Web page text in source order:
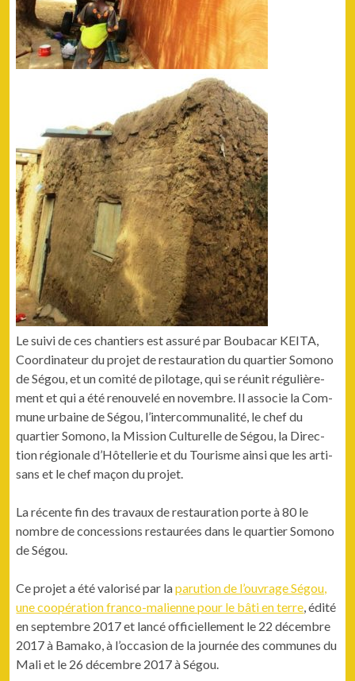
Le suivi de ces chantiers est assuré par Boubacar KEITA,
Coor­di­na­teur du pro­jet de restau­ra­tion du quarti­er Somono
de Ségou, et un comité de pilotage, qui se réu­nit régulière­
ment et qui a été renou­velé en novem­bre. Il asso­cie la Com­
mune urbaine de Ségou, l’intercommunalité, le chef du
quarti­er Somono, la Mis­sion Cul­turelle de Ségou, la Direc­
tion régionale d’Hôtellerie et du Tourisme ain­si que les arti­
sans et le chef maçon du projet.
La récente fin des travaux de restau­ra­tion porte à 80 le
nom­bre de con­ces­sions restau­rées dans le quarti­er Somono
de Ségou.
Ce pro­jet a été val­orisé par laparu­tion de l’ouvrage Ségou,
une coopéra­tion fran­co-mali­enne pour le bâti en terre, édité
en sep­tem­bre 2017 et lancé offi­cielle­ment le 22 décem­bre
2017 à Bamako, à l’occasion de la journée des com­munes du
Mali et le 26 décem­bre 2017 à Ségou.